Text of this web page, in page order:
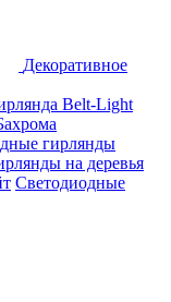
Декоративное
Belt-Light
гирлянды
на деревья
Светодиодные